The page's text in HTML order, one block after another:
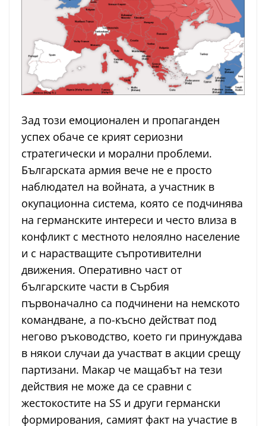
Зад този емоционален и пропаганден
успех обаче се крият сериозни
стратегически и морални проблеми.
Българската армия вече не е просто
наблюдател на войната, а участник в
окупационна система, която се подчинява
на германските интереси и често влиза в
конфликт с местното нелоялно население
и с нарастващите съпротивителни
движения. Оперативно част от
българските части в Сърбия
първоначално са подчинени на немското
командване, а по-късно действат под
негово ръководство, което ги принуждава
в някои случаи да участват в акции срещу
партизани. Макар че мащабът на тези
действия не може да се сравни с
жестокостите на SS и други германски
формирования, самият факт на участие в